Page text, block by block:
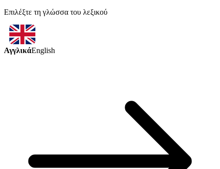
Επιλέξτε τη γλώσσα του λεξικού
ΑγγλικάEnglish